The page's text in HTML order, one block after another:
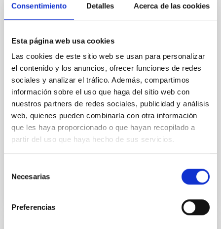
Consentimiento Detalles Acerca de las cookies
Esta página web usa cookies
Las cookies de este sitio web se usan para personalizar
el contenido y los anuncios, ofrecer funciones de redes
sociales y analizar el tráfico. Además, compartimos
información sobre el uso que haga del sitio web con
nuestros partners de redes sociales, publicidad y análisis
web, quienes pueden combinarla con otra información
que les haya proporcionado o que hayan recopilado a
partir del uso que haya hecho de sus servicios.
Necesarias
Preferencias
PRESS RELEASE
structure of space-time
The detection of a gamma ray burst by the MAGIC
telescopes at the Roque de los Muchachos
Observatory allows us to study whether the speed of
light in a vacuum is a constant in nature. The results,
published in the journal Physical Review Letters,
indicate that there are no significant differences in
the arrival times of photons of different energies,
which sets constraints on some quantum theories of
gravity.